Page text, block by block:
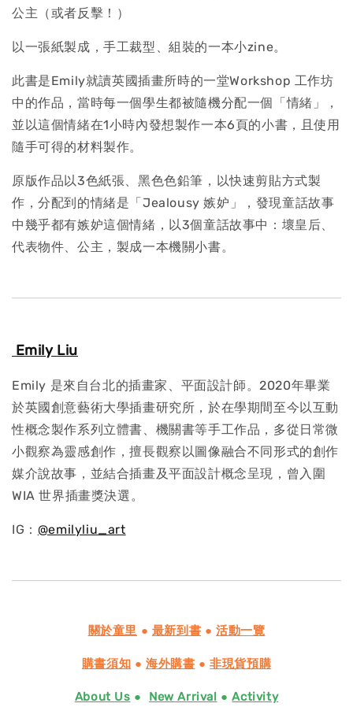
公主（或者反擊！）
以一張紙製成，手工裁型、組裝的一本小zine。
此書是Emily就讀英國插畫所時的一堂Workshop 工作坊
中的作品，當時每一個學生都被隨機分配一個「情緒」，
並以這個情緒在1小時內發想製作一本6頁的小書，且使用
隨手可得的材料製作。
原版作品以3色紙張、黑色色鉛筆，以快速剪貼方式製
作，分配到的情緒是「Jealousy 嫉妒」，發現童話故事
中幾乎都有嫉妒這個情緒，以3個童話故事中：壞皇后、
代表物件、公主，製成一本機關小書。
Emily Liu
Emily 是來自台北的插畫家、平面設計師。2020年畢業
於英國創意藝術大學插畫研究所，於在學期間至今以互動
性概念製作系列立體書、機關書等手工作品，多從日常微
小觀察為靈感創作，擅長觀察以圖像融合不同形式的創作
媒介說故事，並結合插畫及平面設計概念呈現，曾入圍
WIA 世界插畫獎決選。
IG： @emilyliu_art
關於童里 ● 最新到書 ●活動一覽
購書須知 ● 海外購書 ●非現貨預購
About Us ● New Arrival ●Activity